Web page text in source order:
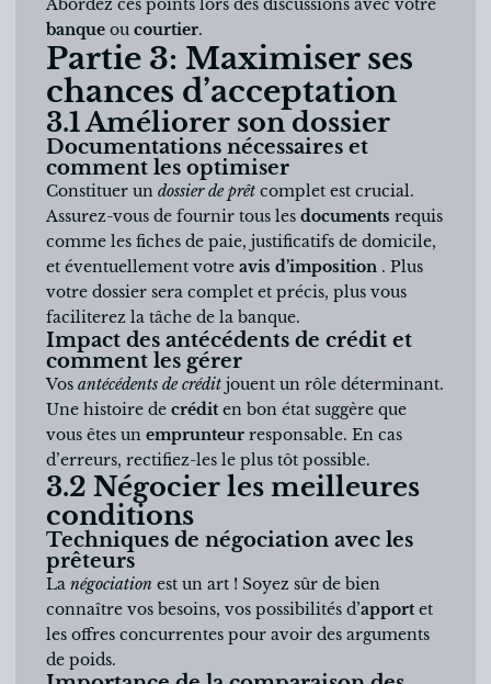
Abordez ces points lors des discussions avec votre
banque ou courtier.
Partie 3: Maximiser ses
chances d’acceptation
3.1 Améliorer son dossier
Documentations nécessaires et
comment les optimiser
Constituer un dossier de prêt complet est crucial.
Assurez-vous de fournir tous les documents requis
comme les fiches de paie, justificatifs de domicile,
et éventuellement votre avis d’imposition . Plus
votre dossier sera complet et précis, plus vous
faciliterez la tâche de la banque.
Impact des antécédents de crédit et
comment les gérer
Vos antécédents de crédit jouent un rôle déterminant.
Une histoire de crédit en bon état suggère que
vous êtes un emprunteur responsable. En cas
d’erreurs, rectifiez-les le plus tôt possible.
3.2 Négocier les meilleures
conditions
Techniques de négociation avec les
prêteurs
La négociation est un art ! Soyez sûr de bien
connaître vos besoins, vos possibilités d’apport et
les offres concurrentes pour avoir des arguments
de poids.